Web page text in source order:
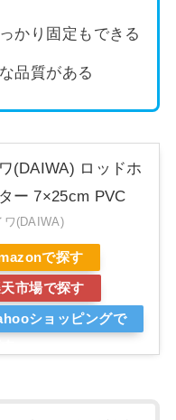
かり固定もできる
品質がある
(DAIWA) ロッドホ
ー 7×25cm PVC
ワ(DAIWA)
で探す
市場で探す
ショッピングで